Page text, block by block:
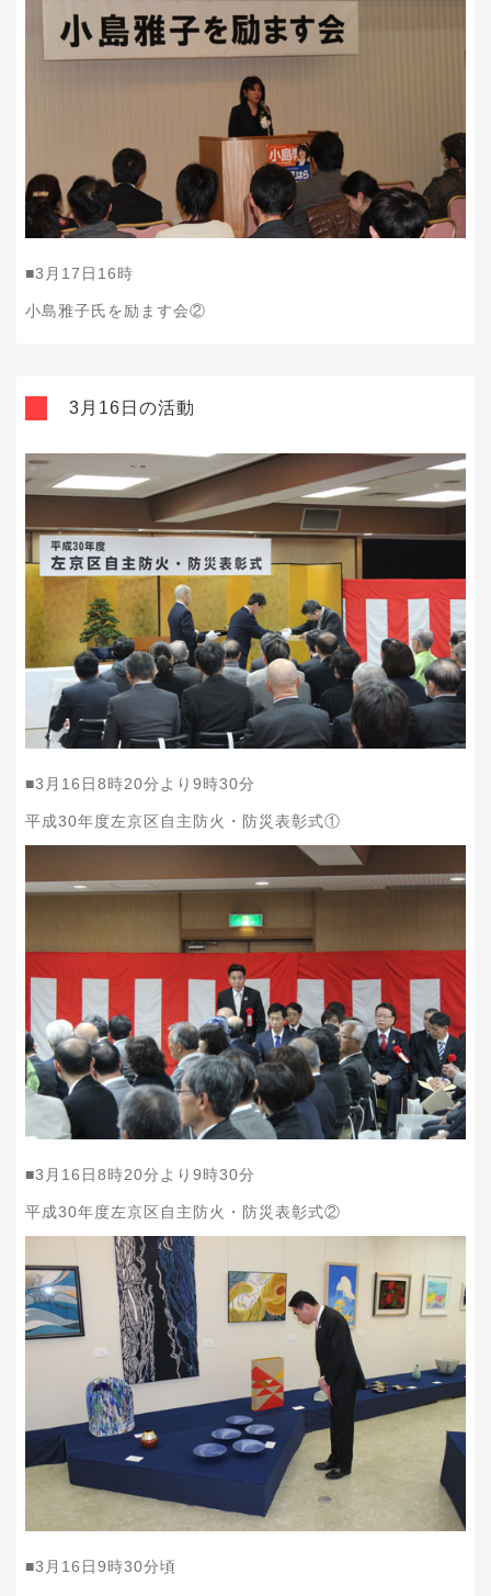
■3 月 17 日 16時
小島雅子氏を励ます会②
3月16日の活動
■3 月 16 日8時20分より 9時30分
平成30年度左京区自主防火・防災表彰式①
■3 月 16 日8時20分より 9時30分
平成30年度左京区自主防火・防災表彰式②
■3 月 16 日9時30分頃